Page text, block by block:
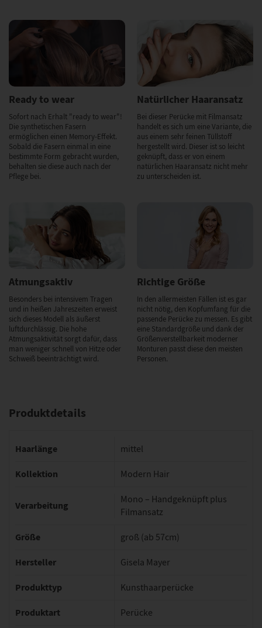
Ready to wear
Sofort nach Erhalt "ready to wear"!
Die synthetischen Fasern
ermöglichen einen Memory-Effekt.
Sobald die Fasern einmal in eine
bestimmte Form gebracht wurden,
behalten sie diese auch nach der
Pflege bei.
Natürlicher Haaransatz
Bei dieser Perücke mit Filmansatz
handelt es sich um eine Variante, die
aus einem sehr feinen Tüllstoff
hergestellt wird. Dieser ist so leicht
geknüpft, dass er von einem
natürlichen Haaransatz nicht mehr
zu unterscheiden ist.
Atmungsaktiv
Besonders bei intensivem Tragen
und in heißen Jahreszeiten erweist
sich dieses Modell als äußerst
luftdurchlässig. Die hohe
Atmungsaktivität sorgt dafür, dass
man weniger schnell von Hitze oder
Schweiß beeinträchtigt wird.
Richtige Größe
In den allermeisten Fällen ist es gar
nicht nötig, den Kopfumfang für die
passende Perücke zu messen. Es gibt
eine Standardgröße und dank der
Größenverstellbarkeit moderner
Monturen passt diese den meisten
Personen.
Produktdetails
Haarlänge mittel
Kollektion Modern Hair
Verarbeitung
Mono – Handgeknüpft plus
Filmansatz
Größe groß (ab 57cm)
Hersteller Gisela Mayer
Produkttyp Kunsthaarperücke
Produktart Perücke